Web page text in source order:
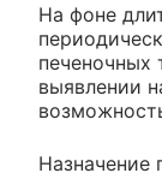
На фоне
печеночных
выявлении
Назначение